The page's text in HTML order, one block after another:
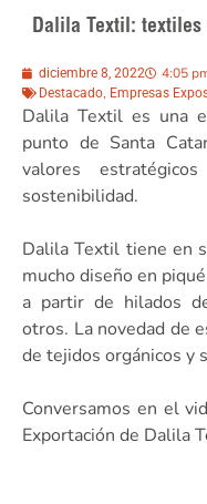
Dalila Textil: textiles
diciembre 8, 2022 4:05
Destacado, Empresas
Dalila Textil es una
punto de Santa
valores
sostenibilidad.
Dalila Textil tiene en
mucho diseño en
a partir de hilados
otros. La novedad de
de tejidos orgánicos y
Conversamos en el
Exportación de Dalila